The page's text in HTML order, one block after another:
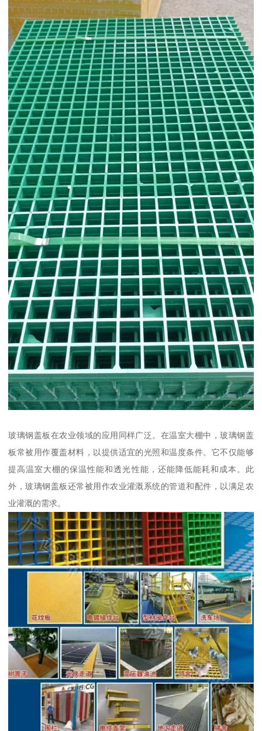
玻璃钢盖板在农业领域的应用同样广泛。在温室大棚中，玻璃钢盖
板常被用作覆盖材料，以提供适宜的光照和温度条件。它不仅能够
提高温室大棚的保温性能和透光性能，还能降低能耗和成本。此
外，玻璃钢盖板还常被用作农业灌溉系统的管道和配件，以满足农
业灌溉的需求。